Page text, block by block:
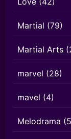
Martial (79)
Martial Arts
marvel (28)
mavel (4)
Melodrama